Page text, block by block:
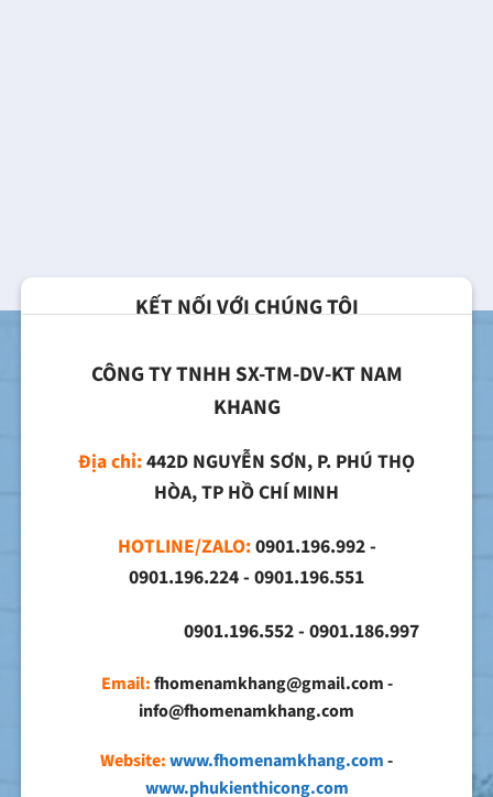
KẾT NỐI VỚI CHÚNG TÔI
CÔNG TY TNHH SX-TM-DV-KT NAM
KHANG
Địa chỉ:442D NGUYỄN SƠN, P. PHÚ THỌ
HÒA, TP HỒ CHÍ MINH
HOTLINE/ZALO:0901.196.992 -
0901.196.224 - 0901.196.551
0901.196.552 - 0901.186.997
Email:fhomenamkhang@gmail.com -
info@fhomenamkhang.com
Website:www.fhomenamkhang.com-
www.phukienthicong.com